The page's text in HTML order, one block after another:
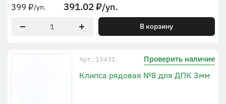
399 ₽/уп. 391.02₽/уп.
В корзину
Арт.: 13431 Проверить наличие
Клипса рядовая №8 для ДПК 3мм